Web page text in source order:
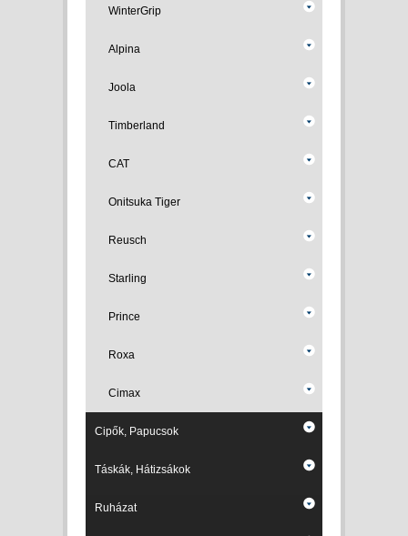
WinterGrip
Alpina
Joola
Timberland
CAT
Onitsuka Tiger
Reusch
Starling
Prince
Roxa
Cimax
Cipők, Papucsok
Táskák, Hátizsákok
Ruházat